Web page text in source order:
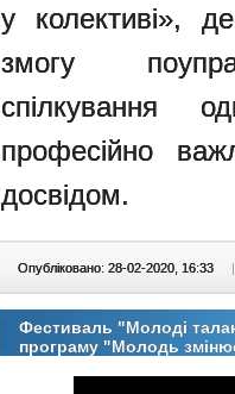
у колективі»,
змогу
спілкування
професійно
досвідом.
Опубліковано: 28-02-2020, 16:33 |
Фестиваль "Молоді
програму "Молодь